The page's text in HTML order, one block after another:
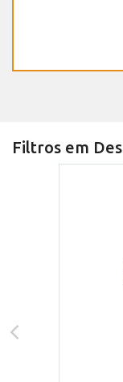
Filtros em